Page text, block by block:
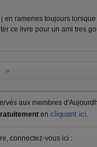
en ramenes toujours
ce livre pour un ami tres
»
aux membres
en cliquant ici.
connectez-vous ici :